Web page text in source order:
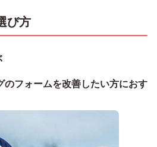
び方
のフォームを改善したい方におす